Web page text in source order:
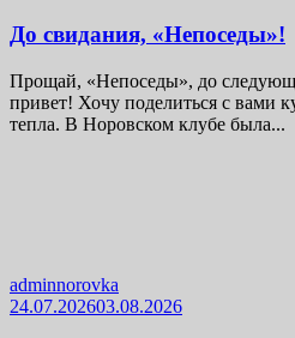
До свидания, «Непоседы»!
Прощай, «Непоседы», до
привет! Хочу поделиться с вами
тепла. В Норовском клубе была...
adminnorovka
24.07.202603.08.2026